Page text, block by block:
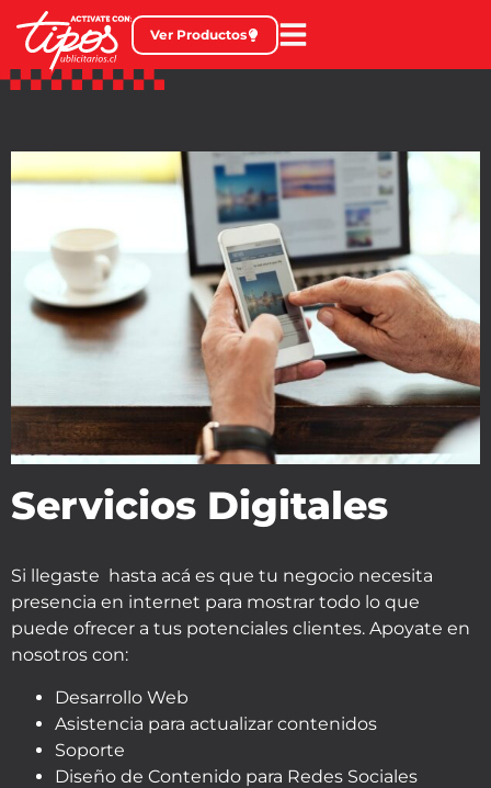
Ver Productos
Servicios Digitales
Si llegaste hasta acá es que tu negocio necesita
presencia en internet para mostrar todo lo que
puede ofrecer a tus potenciales clientes. Apoyate en
nosotros con:
Desarrollo Web
Asistencia para actualizar contenidos
Soporte
Diseño de Contenido para Redes Sociales